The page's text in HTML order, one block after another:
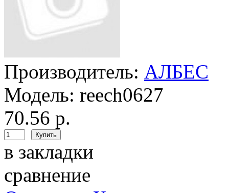
Производитель: АЛБЕС
Модель: reech0627
70.56 р.
в закладки
сравнение